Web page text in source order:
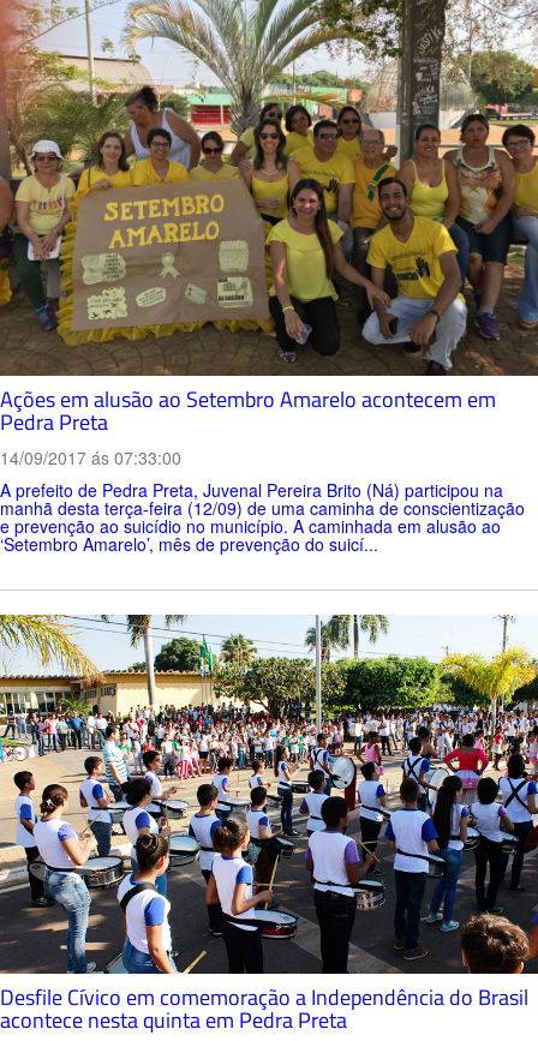
Ações em alusão ao Setembro Amarelo acontecem em
Pedra Preta
14/09/2017 ás 07:33:00
A prefeito de Pedra Preta, Juvenal Pereira Brito (Ná) participou na
manhã desta terça-feira (12/09) de uma caminha de conscientização
e prevenção ao suicídio no município. A caminhada em alusão ao
‘Setembro Amarelo’, mês de prevenção do suicí...
Desfile Cívico em comemoração a Independência do Brasil
acontece nesta quinta em Pedra Preta